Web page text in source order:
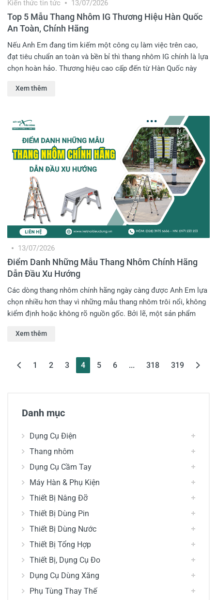
Kiến thức tin tức
Top 5 Mẫu Thang Nhôm IG Thương Hiệu Hàn Quốc
An Toàn, Chính Hãng
13/07/2026
Nếu Anh Em đang tìm kiếm một công cụ làm việc trên cao,
đạt tiêu chuẩn an toàn và bền bỉ thì thang nhôm IG chính là lựa
chọn hoàn hảo. Thương hiệu cao cấp đến từ Hàn Quốc này
toàn tuyệt đối trên mỗi bậc thang. Hãy cùng Kết Nối Tiêu Dùng
Xem thêm
Điểm Danh Những Mẫu Thang Nhôm Chính Hãng
Dẫn Đầu Xu Hướng
13/07/2026
Các dòng thang nhôm chính hãng ngày càng được Anh Em lựa
chọn nhiều hơn thay vì những mẫu thang nhôm trôi nổi, không
kiểm định hoặc không rõ nguồn gốc. Bởi lẽ, một sản phẩm
mang lại sự an tâm tuyệt đối khi làm việc trên cao. Bài viết
vì sao thang nhôm chính hãng ngày càng được ưa chuộng,
đồng thời điểm danh những mẫu thang nhôm đang dẫn đầu xu
Xem thêm
1 2 3 4(current)
5 6 ... 318 319
Danh mục
Dụng Cụ Điện
Thang nhôm
Dụng Cụ Cầm Tay
Máy Hàn & Phụ Kiện
Thiết Bị Nâng Đỡ
Thiết Bị Dùng Pin
Thiết Bị Dùng Nước
Thiết Bị Tổng Hợp
Thiết Bị, Dụng Cụ Đo
Dụng Cụ Dùng Xăng
Phụ Tùng Thay Thế